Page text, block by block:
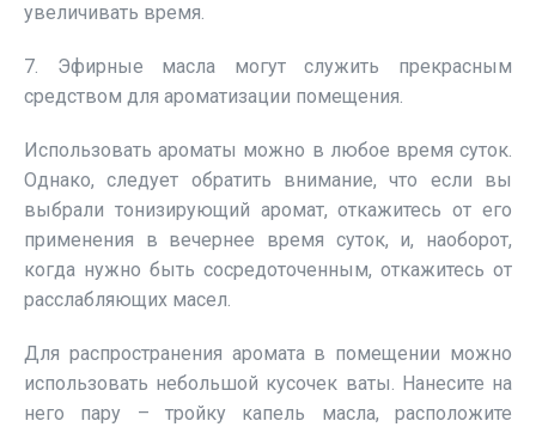
увеличивать время.
7. Эфирные масла могут служить прекрасным
средством для ароматизации помещения.
Использовать ароматы можно в любое время суток.
Однако, следует обратить внимание, что если вы
выбрали тонизирующий аромат, откажитесь от его
применения в вечернее время суток, и, наоборот,
когда нужно быть сосредоточенным, откажитесь от
расслабляющих масел.
Для распространения аромата в помещении можно
использовать небольшой кусочек ваты. Нанесите на
него пару – тройку капель масла, расположите